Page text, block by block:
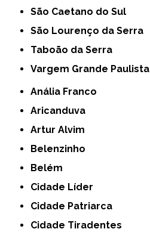
São Caetano do Sul
São Lourenço da Serra
Taboão da Serra
Vargem Grande Paulista
Anália Franco
Aricanduva
Artur Alvim
Belenzinho
Belém
Cidade Líder
Cidade Patriarca
Cidade Tiradentes